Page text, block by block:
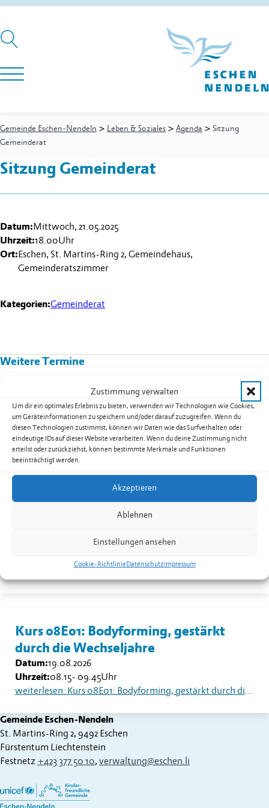
Zustimmung verwalten
Um dir ein optimales Erlebnis zu bieten, verwenden wir Technologien wie Cookies,
um Geräteinformationen zu speichern und/oder darauf zuzugreifen. Wenn du
diesen Technologien zustimmst, können wir Daten wie das Surfverhalten oder
eindeutige IDs auf dieser Website verarbeiten. Wenn du deine Zustimmung nicht
erteilst oder zurückziehst, können bestimmte Merkmale und Funktionen
beeinträchtigt werden.
Akzeptieren
Ablehnen
Einstellungen ansehen
Cookie-RichtlinieDatenschutzImpressum
Gemeinde Eschen-Nendeln > Leben & Soziales > Agenda > Sitzung
Gemeinderat
Sitzung Gemeinderat
Datum:Mittwoch, 21.05.2025
Uhrzeit:18.00Uhr
Ort:Eschen, St. Martins-Ring 2, Gemeindehaus,
Gemeinderatszimmer
Kategorien:Gemeinderat
Weitere Termine
Kurs 08B02: Yoga für Männer in
Nendeln
Datum:17.08.2026
Uhrzeit:19.30-20.30Uhr
weiterlesen: Kurs 08B02: Yoga für Männer in Nendeln
Seniorentreff Eschen-Nendeln:
Kurs 08E01: Bodyforming, gestärkt
durch die Wechseljahre
Datum:19.08.2026
Uhrzeit:08.15- 09.45Uhr
weiterlesen: Kurs 08E01: Bodyforming, gestärkt durch die Wechseljahre
Gemeinde Eschen-Nendeln
St. Martins-Ring 2, 9492 Eschen
Fürstentum Liechtenstein
Festnetz +423 377 50 10, verwaltung@eschen.li